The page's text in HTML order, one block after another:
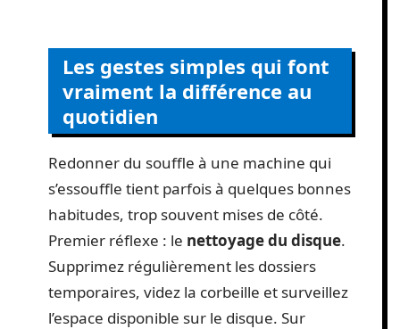
Les gestes simples qui font
vraiment la différence au
quotidien
Redonner du souffle à une machine qui
s’essouffle tient parfois à quelques bonnes
habitudes, trop souvent mises de côté.
Premier réflexe : le nettoyage du disque.
Supprimez régulièrement les dossiers
temporaires, videz la corbeille et surveillez
l’espace disponible sur le disque. Sur